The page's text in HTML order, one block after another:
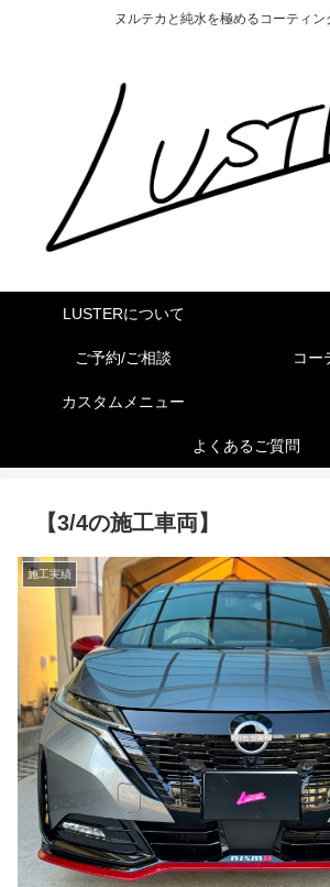
ヌルテカと純水を極めるコーティン
LUSTERについて
ご予約/ご相談 コー
カスタムメニュー
よくあるご質問
【3/4の施工車両】
施工実績